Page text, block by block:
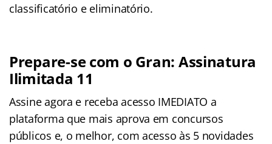
classificatório e eliminatório.
Prepare-se com o Gran: Assinatura
Ilimitada 11
Assine agora e receba acesso IMEDIATO a
plataforma que mais aprova em concursos
públicos e, o melhor, com acesso às 5 novidades